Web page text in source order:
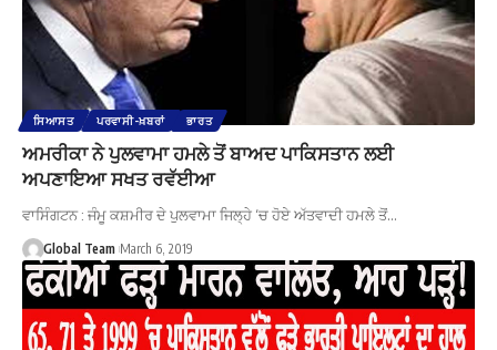
ਸਿਆਸਤ ਪਰਵਾਸੀ-ਖ਼ਬਰਾਂ ਭਾਰਤ
ਅਮਰੀਕਾ ਨੇ ਪੁਲਵਾਮਾ ਹਮਲੇ ਤੋਂ ਬਾਅਦ ਪਾਕਿਸਤਾਨ ਲਈ
ਅਪਣਾਇਆ ਸਖਤ ਰਵੱਈਆ
ਵਾਸਿੰਗਟਨ : ਜੰਮੂ ਕਸ਼ਮੀਰ ਦੇ ਪੁਲਵਾਮਾ ਜਿਲ੍ਹੇ ‘ਚ ਹੋਏ ਅੱਤਵਾਦੀ ਹਮਲੇ ਤੋਂ…
Global Team March 6, 2019